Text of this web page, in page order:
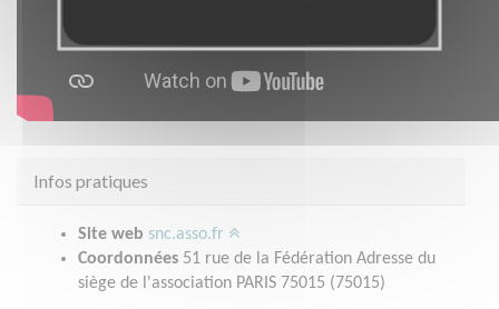
Infos pratiques
Site web snc.asso.fr
Coordonnées 51 rue de la Fédération Adresse du
siège de l'association PARIS 75015 (75015)